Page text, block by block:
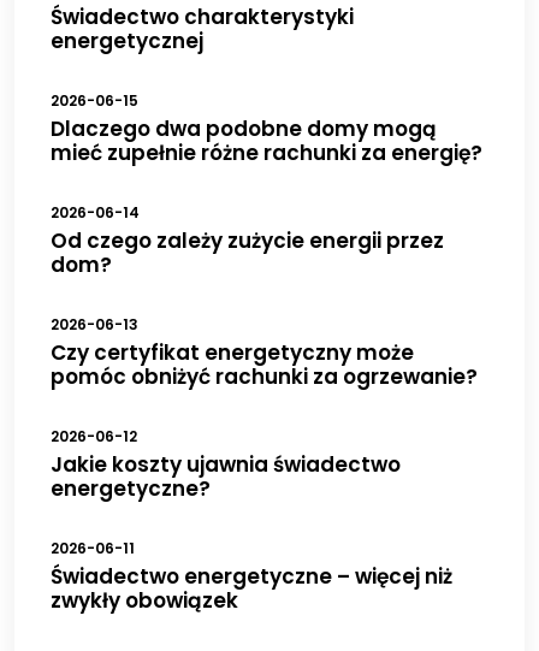
Świadectwo charakterystyki
energetycznej
2026-06-15
Dlaczego dwa podobne domy mogą
mieć zupełnie różne rachunki za energię?
2026-06-14
Od czego zależy zużycie energii przez
dom?
2026-06-13
Czy certyfikat energetyczny może
pomóc obniżyć rachunki za ogrzewanie?
2026-06-12
Jakie koszty ujawnia świadectwo
energetyczne?
2026-06-11
Świadectwo energetyczne – więcej niż
zwykły obowiązek